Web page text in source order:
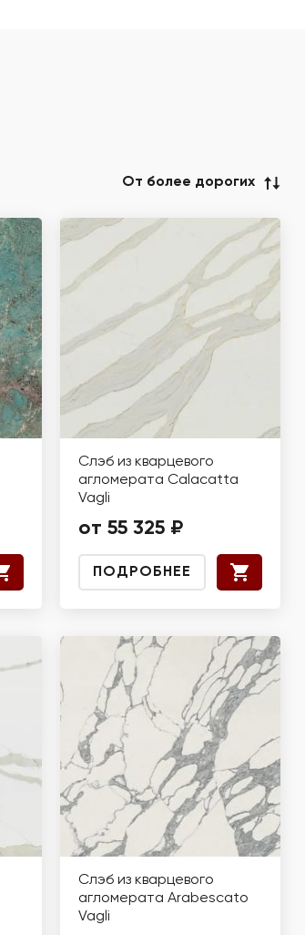
От более дорогих
Слэб из кварцевого
агломерата Calacatta
Vagli
от 55 325 ₽
ПОДРОБНЕЕ
Слэб из кварцевого
агломерата Arabescato
Vagli